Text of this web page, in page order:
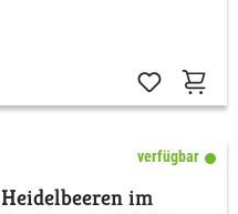
verfügbar
Heidelbeeren im